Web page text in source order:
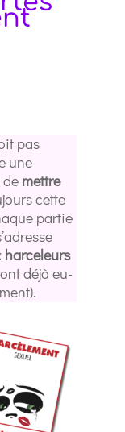
pas
une
mettre
cette
partie
harceleurs
déjà eu-